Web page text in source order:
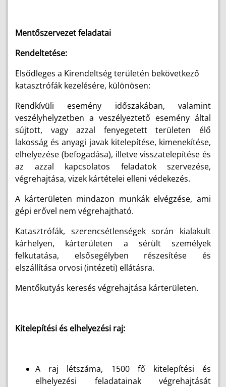
Mentőszervezet feladatai
Rendeltetése:
Elsődleges a Kirendeltség területén bekövetkező
katasztrófák kezelésére, különösen:
Rendkívüli esemény időszakában, valamint
veszélyhelyzetben a veszélyeztető esemény által
sújtott, vagy azzal fenyegetett területen élő
lakosság és anyagi javak kitelepítése, kimenekítése,
elhelyezése (befogadása), illetve visszatelepítése és
az azzal kapcsolatos feladatok szervezése,
végrehajtása, vizek kártételei elleni védekezés.
A kárterületen mindazon munkák elvégzése, ami
gépi erővel nem végrehajtható.
Katasztrófák, szerencsétlenségek során kialakult
kárhelyen, kárterületen a sérült személyek
felkutatása, elsősegélyben részesítése és
elszállítása orvosi (intézeti) ellátásra.
Mentőkutyás keresés végrehajtása kárterületen.
Kitelepítési és elhelyezési raj:
A raj létszáma, 1500 fő kitelepítési és
elhelyezési feladatainak végrehajtását